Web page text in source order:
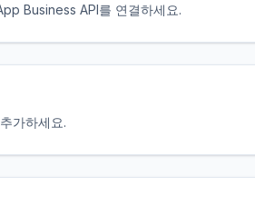
Business API를 연결하세요.
가하세요.